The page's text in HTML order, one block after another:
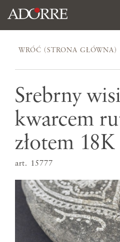
WRÓĆ (STRONA GŁÓWNA)
Srebrny
kwarcem
złotem 18K
art. 15777